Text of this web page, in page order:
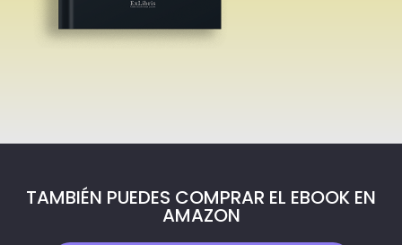
TAMBIÉN PUEDES COMPRAR EL EBOOK EN
AMAZON